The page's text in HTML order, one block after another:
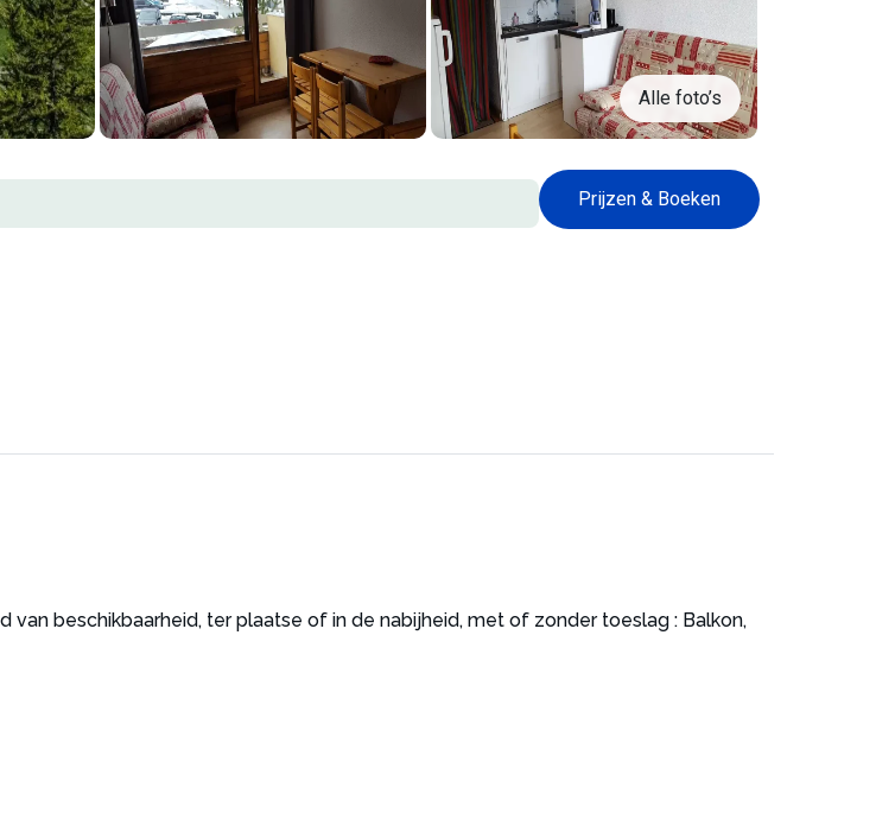
Alle foto’s
Prijzen & Boeken
beschikbaarheid, ter plaatse of in de nabijheid, met of zonder toeslag : Balkon,